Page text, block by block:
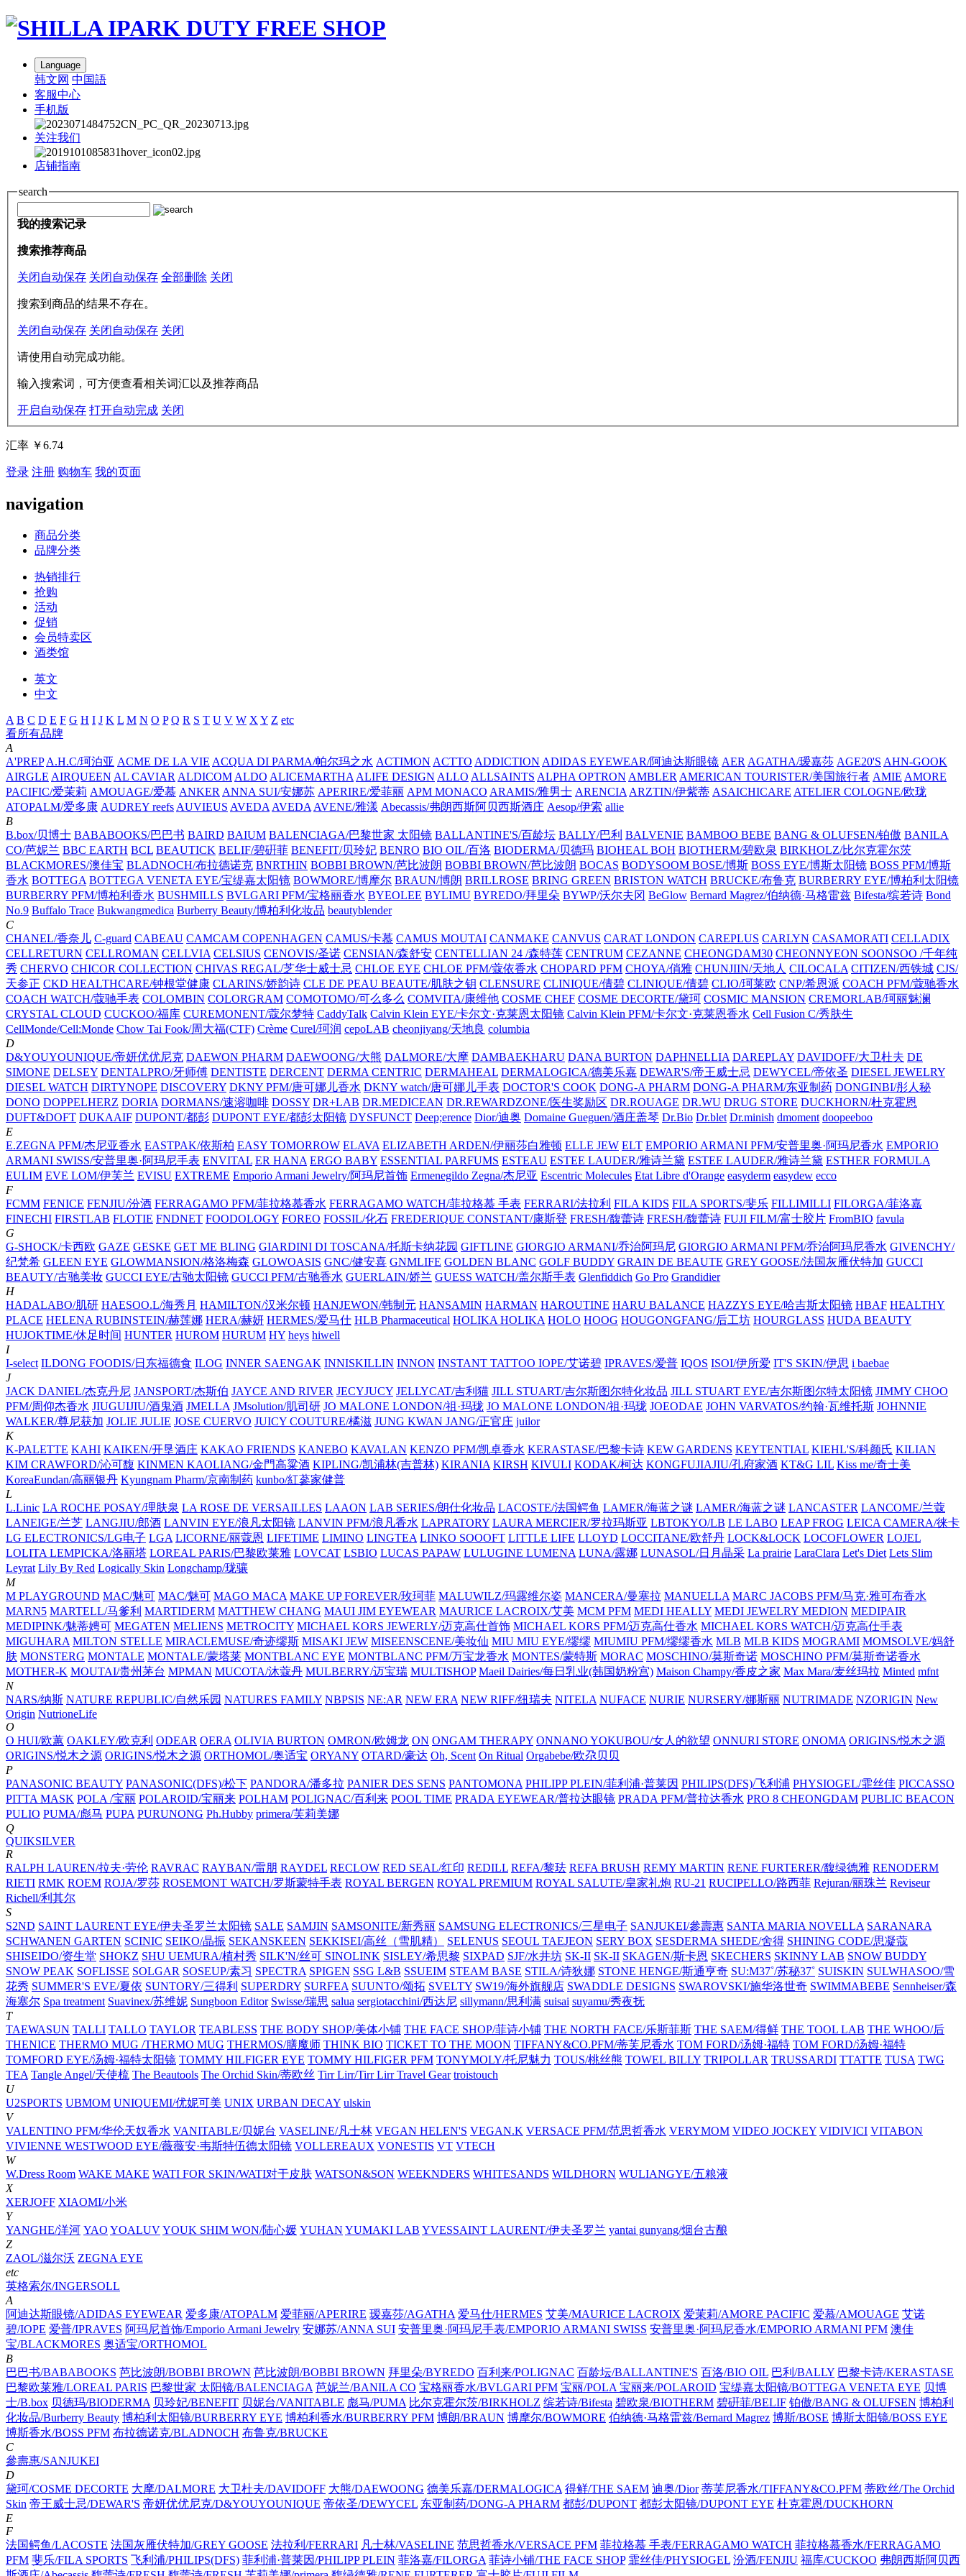
Language
韩文网 中国語
客服中心
手机版
关注我们
店铺指南
search
我的搜索记录
搜索推荐商品
关闭自动保存 关闭自动保存 全部删除 关闭
搜索到商品的结果不存在。
关闭自动保存 关闭自动保存 关闭
请使用自动完成功能。
输入搜索词，可方便查看相关词汇以及推荐商品
开启自动保存 打开自动完成 关闭
汇率 ￥6.74
登录 注册 购物车 我的页面
navigation
商品分类
品牌分类
热销排行
抢购
活动
促销
会员特卖区
酒类馆
英文
中文
A B C D E F G H I J K L M N O P Q R S T U V W X Y Z etc
看所有品牌
A
A'PREP A.H.C/珂泊亚 ACME DE LA VIE ACQUA DI PARMA/帕尔玛之水 ACTIMON ACTTO ADDICTION ADIDAS EYEWEAR/阿迪达斯眼镜 AER AGATHA/瑷嘉莎 AGE20'S AHN-GOOK
AIRGLE AIRQUEEN AL CAVIAR ALDICOM ALDO ALICEMARTHA ALIFE DESIGN ALLO ALLSAINTS ALPHA OPTRON AMBLER AMERICAN TOURISTER/美国旅行者 AMIE AMORE
PACIFIC/爱茉莉 AMOUAGE/爱慕 ANKER ANNA SUI/安娜苏 APERIRE/爱菲丽 APM MONACO ARAMIS/雅男士 ARENCIA ARZTIN/伊紫蒂 ASAICHICARE ATELIER COLOGNE/欧珑
ATOPALM/爱多康 AUDREY reefs AUVIEUS AVEDA AVEDA AVENE/雅漾 Abecassis/弗朗西斯阿贝西斯酒庄 Aesop/伊索 allie
B
B.box/贝博士 BABABOOKS/巴巴书 BAIRD BAIUM BALENCIAGA/巴黎世家 太阳镜 BALLANTINE'S/百龄坛 BALLY/巴利 BALVENIE BAMBOO BEBE BANG & OLUFSEN/铂傲 BANILA
CO/芭妮兰 BBC EARTH BCL BEAUTICK BELIF/碧硏菲 BENEFIT/贝玲妃 BENRO BIO OIL/百洛 BIODERMA/贝德玛 BIOHEAL BOH BIOTHERM/碧欧泉 BIRKHOLZ/比尔克霍尔茨
BLACKMORES/澳佳宝 BLADNOCH/布拉德诺克 BNRTHIN BOBBI BROWN/芭比波朗 BOBBI BROWN/芭比波朗 BOCAS BODYSOOM BOSE/博斯 BOSS EYE/博斯太阳镜 BOSS PFM/博斯
香水 BOTTEGA BOTTEGA VENETA EYE/宝缇嘉太阳镜 BOWMORE/博摩尔 BRAUN/博朗 BRILLROSE BRING GREEN BRISTON WATCH BRUCKE/布鲁克 BURBERRY EYE/博柏利太阳镜
BURBERRY PFM/博柏利香水 BUSHMILLS BVLGARI PFM/宝格丽香水 BYEOLEE BYLIMU BYREDO/拜里朵 BYWP/沃尔夫冈 BeGlow Bernard Magrez/伯纳德·马格雷兹 Bifesta/缤若诗 Bond
No.9 Buffalo Trace Bukwangmedica Burberry Beauty/博柏利化妆品 beautyblender
C
CHANEL/香奈儿 C-guard CABEAU CAMCAM COPENHAGEN CAMUS/卡慕 CAMUS MOUTAI CANMAKE CANVUS CARAT LONDON CAREPLUS CARLYN CASAMORATI CELLADIX
CELLRETURN CELLROMAN CELLVIA CELSIUS CENOVIS/圣诺 CENSIAN/森舒安 CENTELLIAN 24 /森特莲 CENTRUM CEZANNE CHEONGDAM30 CHEONNYEON SOONSOO /千年纯
秀 CHERVO CHICOR COLLECTION CHIVAS REGAL/芝华士威士忌 CHLOE EYE CHLOE PFM/蔻依香水 CHOPARD PFM CHOYA/俏雅 CHUNJIIN/天地人 CILOCALA CITIZEN/西铁城 CJS/
天参正 CKD HEALTHCARE/钟根堂健康 CLARINS/娇韵诗 CLE DE PEAU BEAUTE/肌肤之钥 CLENSURE CLINIQUE/倩碧 CLINIQUE/倩碧 CLIO/珂莱欧 CNP/希恩派 COACH PFM/蔻驰香水
COACH WATCH/蔻驰手表 COLOMBIN COLORGRAM COMOTOMO/可么多么 COMVITA/康维他 COSME CHEF COSME DECORTE/黛珂 COSMIC MANSION CREMORLAB/珂丽魅澜
CRYSTAL CLOUD CUCKOO/福库 CUREMONENT/蔻尔梦特 CaddyTalk Calvin Klein EYE/卡尔文·克莱恩太阳镜 Calvin Klein PFM/卡尔文·克莱恩香水 Cell Fusion C/秀肤生
CellMonde/Cell:Monde Chow Tai Fook/周大福(CTF) Crème Curel/珂润 cepoLAB cheonjiyang/天地良 columbia
D
D&YOUYOUNIQUE/帝妍优优尼克 DAEWON PHARM DAEWOONG/大熊 DALMORE/大摩 DAMBAEKHARU DANA BURTON DAPHNELLIA DAREPLAY DAVIDOFF/大卫杜夫 DE
SIMONE DELSEY DENTALPRO/牙师傅 DENTISTE DERCENT DERMA CENTRIC DERMAHEAL DERMALOGICA/德美乐嘉 DEWAR'S/帝王威士忌 DEWYCEL/帝依圣 DIESEL JEWELRY
DIESEL WATCH DIRTYNOPE DISCOVERY DKNY PFM/唐可娜儿香水 DKNY watch/唐可娜儿手表 DOCTOR'S COOK DONG-A PHARM DONG-A PHARM/东亚制药 DONGINBI/彤人秘
DONO DOPPELHERZ DORIA DORMANS/速溶咖啡 DOSSY DR+LAB DR.MEDICEAN DR.REWARDZONE/医生奖励区 DR.ROUAGE DR.WU DRUG STORE DUCKHORN/杜克霍恩
DUFT&DOFT DUKAAIF DUPONT/都彭 DUPONT EYE/都彭太阳镜 DYSFUNCT Deep;erence Dior/迪奥 Domaine Gueguen/酒庄盖琴 Dr.Bio Dr.blet Dr.minish dmoment doopeeboo
E
E.ZEGNA PFM/杰尼亚香水 EASTPAK/依斯柏 EASY TOMORROW ELAVA ELIZABETH ARDEN/伊丽莎白雅顿 ELLE JEW ELT EMPORIO ARMANI PFM/安普里奥·阿玛尼香水 EMPORIO
ARMANI SWISS/安普里奥·阿玛尼手表 ENVITAL ER HANA ERGO BABY ESSENTIAL PARFUMS ESTEAU ESTEE LAUDER/雅诗兰黛 ESTEE LAUDER/雅诗兰黛 ESTHER FORMULA
EULIM EVE LOM/伊芙兰 EVISU EXTREME Emporio Armani Jewelry/阿玛尼首饰 Ermenegildo Zegna/杰尼亚 Escentric Molecules Etat Libre d'Orange easyderm easydew ecco
F
FCMM FENICE FENJIU/汾酒 FERRAGAMO PFM/菲拉格慕香水 FERRAGAMO WATCH/菲拉格慕 手表 FERRARI/法拉利 FILA KIDS FILA SPORTS/斐乐 FILLIMILLI FILORGA/菲洛嘉
FINECHI FIRSTLAB FLOTIE FNDNET FOODOLOGY FOREO FOSSIL/化石 FREDERIQUE CONSTANT/康斯登 FRESH/馥蕾诗 FRESH/馥蕾诗 FUJI FILM/富士胶片 FromBIO favula
G
G-SHOCK/卡西欧 GAZE GESKE GET ME BLING GIARDINI DI TOSCANA/托斯卡纳花园 GIFTLINE GIORGIO ARMANI/乔治阿玛尼 GIORGIO ARMANI PFM/乔治阿玛尼香水 GIVENCHY/
纪梵希 GLEEN EYE GLOWMANSION/格洛梅森 GLOWOASIS GNC/健安喜 GNMLIFE GOLDEN BLANC GOLF BUDDY GRAIN DE BEAUTE GREY GOOSE/法国灰雁伏特加 GUCCI
BEAUTY/古驰美妆 GUCCI EYE/古驰太阳镜 GUCCI PFM/古驰香水 GUERLAIN/娇兰 GUESS WATCH/盖尔斯手表 Glenfiddich Go Pro Grandidier
H
HADALABO/肌研 HAESOO.L/海秀月 HAMILTON/汉米尔顿 HANJEWON/韩制元 HANSAMIN HARMAN HAROUTINE HARU BALANCE HAZZYS EYE/哈吉斯太阳镜 HBAF HEALTHY
PLACE HELENA RUBINSTEIN/赫莲娜 HERA/赫妍 HERMES/爱马仕 HLB Pharmaceutical HOLIKA HOLIKA HOLO HOOG HOUGONGFANG/后工坊 HOURGLASS HUDA BEAUTY
HUJOKTIME/休足时间 HUNTER HUROM HURUM HY heys hiwell
I
I-select ILDONG FOODIS/日东福德食 ILOG INNER SAENGAK INNISKILLIN INNON INSTANT TATTOO IOPE/艾诺碧 IPRAVES/爱普 IQOS ISOI/伊所爱 IT'S SKIN/伊思 i baebae
J
JACK DANIEL/杰克丹尼 JANSPORT/杰斯伯 JAYCE AND RIVER JECYJUCY JELLYCAT/吉利猫 JILL STUART/吉尔斯图尔特化妆品 JILL STUART EYE/吉尔斯图尔特太阳镜 JIMMY CHOO
PFM/周仰杰香水 JIUGUIJIU/酒鬼酒 JMELLA JMsolution/肌司研 JO MALONE LONDON/祖·玛珑 JO MALONE LONDON/祖·玛珑 JOEODAE JOHN VARVATOS/约翰·瓦维托斯 JOHNNIE
WALKER/尊尼获加 JOLIE JULIE JOSE CUERVO JUICY COUTURE/橘滋 JUNG KWAN JANG/正官庄 juilor
K
K-PALETTE KAHI KAIKEN/开垦酒庄 KAKAO FRIENDS KANEBO KAVALAN KENZO PFM/凯卓香水 KERASTASE/巴黎卡诗 KEW GARDENS KEYTENTIAL KIEHL'S/科颜氏 KILIAN
KIM CRAWFORD/沁可馥 KINMEN KAOLIANG/金門高粱酒 KIPLING/凯浦林(吉普林) KIRANIA KIRSH KIVULI KODAK/柯达 KONGFUJIAJIU/孔府家酒 KT&G LIL Kiss me/奇士美
KoreaEundan/高丽银丹 Kyungnam Pharm/京南制药 kunbo/紅蔘家健普
L
L.Linic LA ROCHE POSAY/理肤泉 LA ROSE DE VERSAILLES LAAON LAB SERIES/朗仕化妆品 LACOSTE/法国鳄鱼 LAMER/海蓝之谜 LAMER/海蓝之谜 LANCASTER LANCOME/兰蔻
LANEIGE/兰芝 LANGJIU/郎酒 LANVIN EYE/浪凡太阳镜 LANVIN PFM/浪凡香水 LAPRATORY LAURA MERCIER/罗拉玛斯亚 LBTOKYO/LB LE LABO LEAP FROG LEICA CAMERA/徕卡
LG ELECTRONICS/LG电子 LGA LICORNE/丽蔻恩 LIFETIME LIMINO LINGTEA LINKO SOOOFT LITTLE LIFE LLOYD LOCCITANE/欧舒丹 LOCK&LOCK LOCOFLOWER LOJEL
LOLITA LEMPICKA/洛丽塔 LOREAL PARIS/巴黎欧莱雅 LOVCAT LSBIO LUCAS PAPAW LULUGINE LUMENA LUNA/露娜 LUNASOL/日月晶采 La prairie LaraClara Let's Diet Lets Slim
Leyrat Lily By Red Logically Skin Longchamp/珑骧
M
M PLAYGROUND MAC/魅可 MAC/魅可 MAGO MACA MAKE UP FOREVER/玫珂菲 MALUWILZ/玛露维尔姿 MANCERA/曼塞拉 MANUELLA MARC JACOBS PFM/马克·雅可布香水
MARN5 MARTELL/马爹利 MARTIDERM MATTHEW CHANG MAUI JIM EYEWEAR MAURICE LACROIX/艾美 MCM PFM MEDI HEALLY MEDI JEWELRY MEDION MEDIPAIR
MEDIPINK/魅蒂娉可 MEGATEN MELIENS METROCITY MICHAEL KORS JEWERLY/迈克高仕首饰 MICHAEL KORS PFM/迈克高仕香水 MICHAEL KORS WATCH/迈克高仕手表
MIGUHARA MILTON STELLE MIRACLEMUSE/奇迹缪斯 MISAKI JEW MISEENSCENE/美妆仙 MIU MIU EYE/缪缪 MIUMIU PFM/缪缪香水 MLB MLB KIDS MOGRAMI MOMSOLVE/妈舒
肤 MONSTERG MONTALE MONTALE/蒙塔莱 MONTBLANC EYE MONTBLANC PFM/万宝龙香水 MONTES/蒙特斯 MORAC MOSCHINO/莫斯奇诺 MOSCHINO PFM/莫斯奇诺香水
MOTHER-K MOUTAI/贵州茅台 MPMAN MUCOTA/沐蔻丹 MULBERRY/迈宝瑞 MULTISHOP Maeil Dairies/每日乳业(韩国奶粉宫) Maison Champy/香皮之家 Max Mara/麦丝玛拉 Minted mfnt
N
NARS/纳斯 NATURE REPUBLIC/自然乐园 NATURES FAMILY NBPSIS NE:AR NEW ERA NEW RIFF/纽瑞夫 NITELA NUFACE NURIE NURSERY/娜斯丽 NUTRIMADE NZORIGIN New
Origin NutrioneLife
O
O HUI/欧蕙 OAKLEY/欧克利 ODEAR OERA OLIVIA BURTON OMRON/欧姆龙 ON ONGAM THERAPY ONNANO YOKUBOU/女人的欲望 ONNURI STORE ONOMA ORIGINS/悦木之源
ORIGINS/悦木之源 ORIGINS/悦木之源 ORTHOMOL/奥适宝 ORYANY OTARD/豪达 Oh, Scent On Ritual Orgabebe/欧尕贝贝
P
PANASONIC BEAUTY PANASONIC(DFS)/松下 PANDORA/潘多拉 PANIER DES SENS PANTOMONA PHILIPP PLEIN/菲利浦·普莱因 PHILIPS(DFS)/飞利浦 PHYSIOGEL/霏丝佳 PICCASSO
PITTA MASK POLA /宝丽 POLAROID/宝丽来 POLHAM POLIGNAC/百利来 POOL TIME PRADA EYEWEAR/普拉达眼镜 PRADA PFM/普拉达香水 PRO 8 CHEONGDAM PUBLIC BEACON
PULIO PUMA/彪马 PUPA PURUNONG Ph.Hubby primera/芙莉美娜
Q
QUIKSILVER
R
RALPH LAUREN/拉夫·劳伦 RAVRAC RAYBAN/雷朋 RAYDEL RECLOW RED SEAL/红印 REDILL REFA/黎珐 REFA BRUSH REMY MARTIN RENE FURTERER/馥绿德雅 RENODERM
RIETI RMK ROEM ROJA/罗莎 ROSEMONT WATCH/罗斯蒙特手表 ROYAL BERGEN ROYAL PREMIUM ROYAL SALUTE/皇家礼炮 RU-21 RUCIPELLO/路西菲 Rejuran/丽珠兰 Reviseur
Richell/利其尔
S
S2ND SAINT LAURENT EYE/伊夫圣罗兰太阳镜 SALE SAMJIN SAMSONITE/新秀丽 SAMSUNG ELECTRONICS/三星电子 SANJUKEI/參壽惠 SANTA MARIA NOVELLA SARANARA
SCHWANEN GARTEN SCINIC SEIKO/晶振 SEKANSKEEN SEKKISEI/高丝（雪肌精） SELENUS SEOUL TAEJEON SERY BOX SESDERMA SHEDE/舍得 SHINING CODE/思凝蔻
SHISEIDO/资生堂 SHOKZ SHU UEMURA/植村秀 SILK'N/丝可 SINOLINK SISLEY/希思黎 SIXPAD SJF/水井坊 SK-II SK-II SKAGEN/斯卡恩 SKECHERS SKINNY LAB SNOW BUDDY
SNOW PEAK SOFLISSE SOLGAR SOSEUP/素习 SPECTRA SPIGEN SSG L&B SSUEIM STEAM BASE STILA/诗狄娜 STONE HENGE/斯通亨奇 SU:M37˚/苏秘37˚ SUISKIN SULWHASOO/雪
花秀 SUMMER'S EVE/夏依 SUNTORY/三得利 SUPERDRY SURFEA SUUNTO/颂拓 SVELTY SW19/海外旗舰店 SWADDLE DESIGNS SWAROVSKI/施华洛世奇 SWIMMABEBE Sennheiser/森
海塞尔 Spa treatment Suavinex/苏维妮 Sungboon Editor Swisse/瑞思 salua sergiotacchini/西达尼 sillymann/思利满 suisai suyamu/秀夜抚
T
TAEWASUN TALLI TALLO TAYLOR TEABLESS THE BODY SHOP/美体小铺 THE FACE SHOP/菲诗小铺 THE NORTH FACE/乐斯菲斯 THE SAEM/得鲜 THE TOOL LAB THE WHOO/后
THENICE THERMO MUG /THERMO MUG THERMOS/膳魔师 THINK BIO TICKET TO THE MOON TIFFANY&CO.PFM/蒂芙尼香水 TOM FORD/汤姆·福特 TOM FORD/汤姆·福特
TOMFORD EYE/汤姆·福特太阳镜 TOMMY HILFIGER EYE TOMMY HILFIGER PFM TONYMOLY/托尼魅力 TOUS/桃丝熊 TOWEL BILLY TRIPOLLAR TRUSSARDI TTATTE TUSA TWG
TEA Tangle Angel/天使梳 The Beautools The Orchid Skin/蒂欧丝 Tirr Lirr/Tirr LirrTravel Gear troistouch
U
U2SPORTS UBMOM UNIQUEMI/优妮可美 UNIX URBAN DECAY ulskin
V
VALENTINO PFM/华伦天奴香水 VANITABLE/贝妮台 VASELINE/凡士林 VEGAN HELEN'S VEGAN.K VERSACE PFM/范思哲香水 VERYMOM VIDEO JOCKEY VIDIVICI VITABON
VIVIENNE WESTWOOD EYE/薇薇安·韦斯特伍德太阳镜 VOLLEREAUX VONESTIS VT VTECH
W
W.Dress Room WAKE MAKE WATI FOR SKIN/WATI对于皮肤 WATSON&SON WEEKNDERS WHITESANDS WILDHORN WULIANGYE/五粮液
X
XERJOFF XIAOMI/小米
Y
YANGHE/洋河 YAO YOALUVYOUK SHIM WON/陆心媛 YUHAN YUMAKI LAB YVESSAINT LAURENT/伊夫圣罗兰 yantai gunyang/烟台古酿
Z
ZAOL/滋尔沃 ZEGNA EYE
etc
英格索尔/INGERSOLL
A
阿迪达斯眼镜/ADIDAS EYEWEAR 爱多康/ATOPALM 爱菲丽/APERIRE 瑷嘉莎/AGATHA 爱马仕/HERMES 艾美/MAURICE LACROIX 爱茉莉/AMORE PACIFIC 爱慕/AMOUAGE 艾诺
碧/IOPE 爱普/IPRAVES 阿玛尼首饰/Emporio Armani Jewelry 安娜苏/ANNA SUI 安普里奥·阿玛尼手表/EMPORIO ARMANI SWISS 安普里奥·阿玛尼香水/EMPORIO ARMANI PFM 澳佳
宝/BLACKMORES 奥适宝/ORTHOMOL
B
巴巴书/BABABOOKS 芭比波朗/BOBBI BROWN 芭比波朗/BOBBI BROWN 拜里朵/BYREDO 百利来/POLIGNAC 百龄坛/BALLANTINE'S 百洛/BIO OIL 巴利/BALLY 巴黎卡诗/KERASTASE
巴黎欧莱雅/LOREAL PARIS 巴黎世家 太阳镜/BALENCIAGA 芭妮兰/BANILA CO 宝格丽香水/BVLGARI PFM 宝丽/POLA 宝丽来/POLAROID 宝缇嘉太阳镜/BOTTEGA VENETA EYE 贝博
士/B.box 贝德玛/BIODERMA 贝玲妃/BENEFIT 贝妮台/VANITABLE 彪马/PUMA 比尔克霍尔茨/BIRKHOLZ 缤若诗/Bifesta 碧欧泉/BIOTHERM 碧硏菲/BELIF 铂傲/BANG & OLUFSEN 博柏利
化妆品/Burberry Beauty 博柏利太阳镜/BURBERRY EYE 博柏利香水/BURBERRY PFM 博朗/BRAUN 博摩尔/BOWMORE 伯纳德·马格雷兹/Bernard Magrez 博斯/BOSE 博斯太阳镜/BOSS EYE
博斯香水/BOSS PFM 布拉德诺克/BLADNOCH 布鲁克/BRUCKE
C
參壽惠/SANJUKEI
D
黛珂/COSME DECORTE 大摩/DALMORE 大卫杜夫/DAVIDOFF 大熊/DAEWOONG 德美乐嘉/DERMALOGICA 得鲜/THE SAEM 迪奥/Dior 蒂芙尼香水/TIFFANY&CO.PFM 蒂欧丝/The Orchid
Skin 帝王威士忌/DEWAR'S 帝妍优优尼克/D&YOUYOUNIQUE 帝依圣/DEWYCEL 东亚制药/DONG-A PHARM 都彭/DUPONT 都彭太阳镜/DUPONT EYE 杜克霍恩/DUCKHORN
E
F
法国鳄鱼/LACOSTE 法国灰雁伏特加/GREY GOOSE 法拉利/FERRARI 凡士林/VASELINE 范思哲香水/VERSACE PFM 菲拉格慕 手表/FERRAGAMO WATCH 菲拉格慕香水/FERRAGAMO
PFM 斐乐/FILA SPORTS 飞利浦/PHILIPS(DFS) 菲利浦·普莱因/PHILIPP PLEIN 菲洛嘉/FILORGA 菲诗小铺/THE FACE SHOP 霏丝佳/PHYSIOGEL 汾酒/FENJIU 福库/CUCKOO 弗朗西斯阿贝西